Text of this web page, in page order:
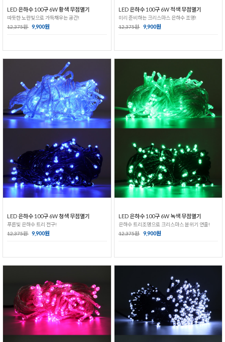
LED 은하수 100구 6W 황색 무점멸기
따듯한 노란빛으로 가득채우는 공간!
12,375원 9,900원
LED 은하수 100구 6W 적색 무점멸기
미리 준비하는 크리스마스 은하수 조명!
12,375원 9,900원
LED 은하수 100구 6W 청색 무점멸기
푸른빛 은하수 트리 전구!
12,375원 9,900원
LED 은하수 100구 6W 녹색 무점멸기
은하수 트리조명으로 크리스마스 분위기 연출!
12,375원 9,900원